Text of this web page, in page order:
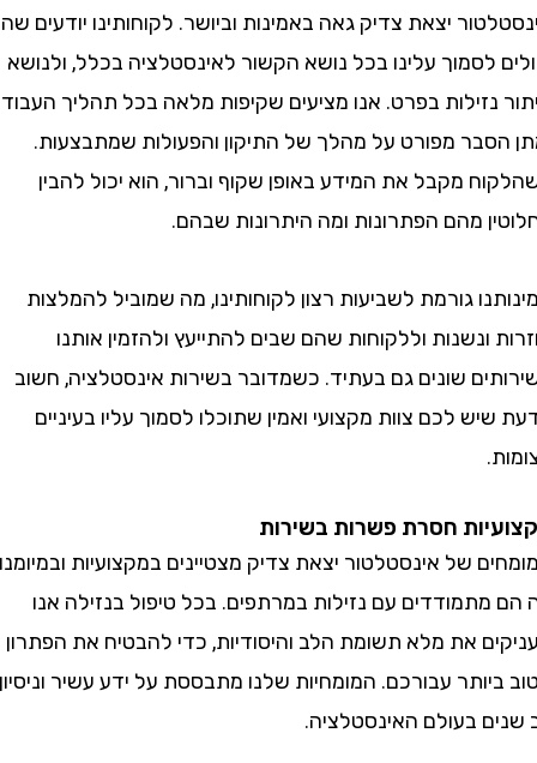
יצאת צדיק גאה באמינות וביושר. לקוחותינו יודעים שהם
לסמוך עלינו בכל נושא הקשור לאינסטלציה בכלל, ולנושא
בפרט. אנו מציעים שקיפות מלאה בכל תהליך העבודה
מפורט על מהלך של התיקון והפעולות שמתבצעות.
מקבל את המידע באופן שקוף וברור, הוא יכול להבין
מהם הפתרונות ומה היתרונות שבהם.
גורמת לשביעות רצון לקוחותינו, מה שמוביל להמלצות
ונשנות וללקוחות שהם שבים להתייעץ ולהזמין אותנו
שונים גם בעתיד. כשמדובר בשירות אינסטלציה, חשוב
לכם צוות מקצועי ואמין שתוכלו לסמוך עליו בעיניים
חסרת פשרות בשירות
של אינסטלטור יצאת צדיק מצטיינים במקצועיות ובמיומנות
עם נזילות במרתפים. בכל טיפול בנזילה אנו
את מלא תשומת הלב והיסודיות, כדי להבטיח את הפתרון
עבורכם. המומחיות שלנו מתבססת על ידע עשיר וניסיון
בעולם האינסטלציה.